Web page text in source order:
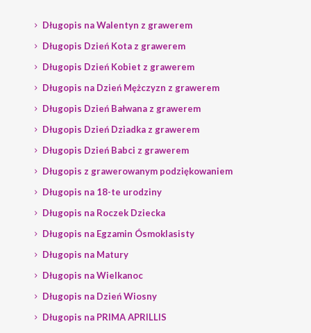
Długopis na Walentyn z grawerem
Długopis Dzień Kota z grawerem
Długopis Dzień Kobiet z grawerem
Długopis na Dzień Mężczyzn z grawerem
Długopis Dzień Bałwana z grawerem
Długopis Dzień Dziadka z grawerem
Długopis Dzień Babci z grawerem
Długopis z grawerowanym podziękowaniem
Długopis na 18-te urodziny
Długopis na Roczek Dziecka
Długopis na Egzamin Ósmoklasisty
Długopis na Matury
Długopis na Wielkanoc
Długopis na Dzień Wiosny
Długopis na PRIMA APRILLIS